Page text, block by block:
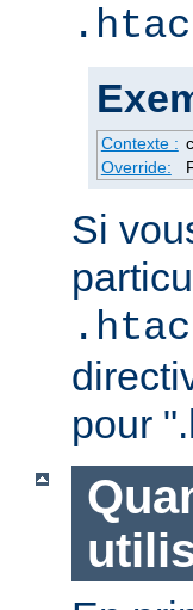
Contexte :
Override:
Si
pour